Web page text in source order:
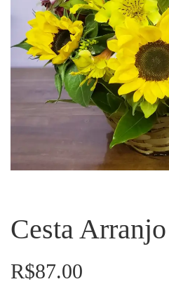
Cesta
R$87.00